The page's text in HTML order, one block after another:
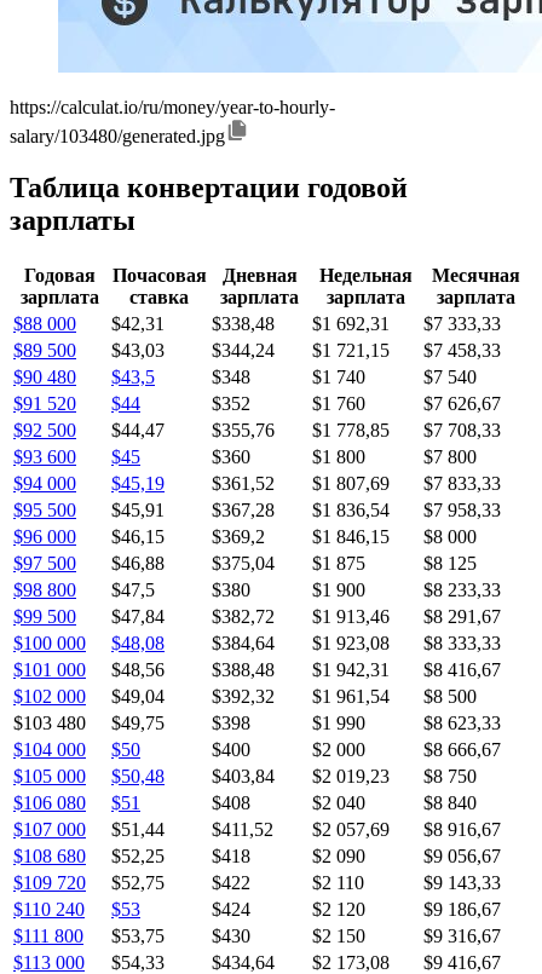
https://calculat.io/ru/money/year-to-hourly-
salary/103480/generated.jpg
Таблица конвертации годовой
зарплаты
Годовая
зарплата
Почасовая
ставка
Дневная
зарплата
Недельная
зарплата
Месячная
зарплата
$88 000
$42,31 $338,48 $1 692,31
$7 333,33
$89 500
$43,03 $344,24 $1 721,15
$7 458,33
$90 480
$43,5 $348 $1 740
$7 540
$91 520
$44 $352 $1 760
$7 626,67
$92 500
$44,47 $355,76 $1 778,85
$7 708,33
$93 600
$45 $360 $1 800
$7 800
$94 000
$45,19 $361,52 $1 807,69
$7 833,33
$95 500
$45,91 $367,28 $1 836,54
$7 958,33
$96 000
$46,15 $369,2 $1 846,15
$8 000
$97 500
$46,88 $375,04 $1 875
$8 125
$98 800
$47,5 $380 $1 900
$8 233,33
$99 500
$47,84 $382,72 $1 913,46
$8 291,67
$100 000
$48,08 $384,64 $1 923,08
$8 333,33
$101 000
$48,56 $388,48 $1 942,31
$8 416,67
$102 000
$49,04 $392,32 $1 961,54
$8 500
$103 480
$49,75 $398 $1 990
$8 623,33
$104 000
$50 $400 $2 000
$8 666,67
$105 000
$50,48 $403,84 $2 019,23
$8 750
$106 080
$51 $408 $2 040
$8 840
$107 000
$51,44 $411,52 $2 057,69
$8 916,67
$108 680
$52,25 $418 $2 090
$9 056,67
$109 720
$52,75 $422 $2 110
$9 143,33
$110 240
$53 $424 $2 120
$9 186,67
$111 800
$53,75 $430 $2 150
$9 316,67
$113 000
$54,33 $434,64 $2 173,08
$9 416,67